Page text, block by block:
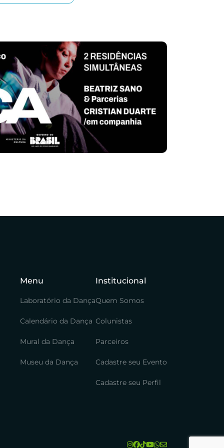
Menu
Laboratório da Dança
Calendário da Dança
Mural da Dança
Museu da Dança
Institucional
Quem Somos
Colunistas
Parceiros
Cadastre seu Evento
Cadastre seu Perfil